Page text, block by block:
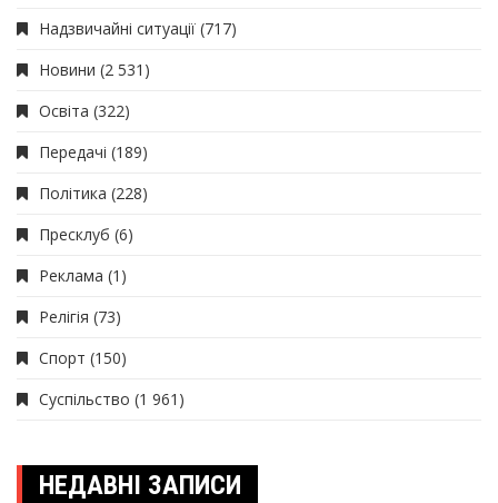
Надзвичайні ситуації (717)
Новини (2 531)
Освіта (322)
Передачі (189)
Політика (228)
Пресклуб (6)
Реклама (1)
Релігія (73)
Спорт (150)
Суспільство (1 961)
НЕДАВНІ ЗАПИСИ